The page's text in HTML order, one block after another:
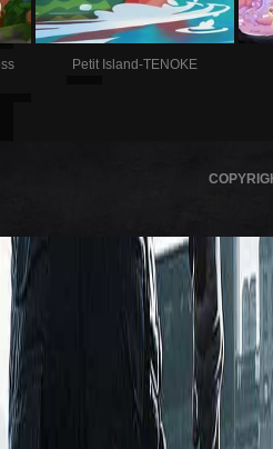
Petit Island-TENOKE